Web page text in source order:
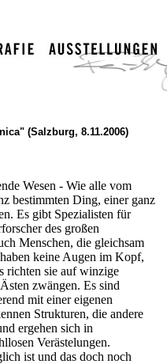
(Salzburg, 8.11.2006)
Wesen - Wie alle vom
bestimmten Ding, einer ganz
Es gibt Spezialisten für
des großen
Menschen, die gleichsam
keine Augen im Kopf,
richten sie auf winzige
zwängen. Es sind
mit einer eigenen
Strukturen, die andere
ergehen sich in
Verästelungen.
ist und das doch noch